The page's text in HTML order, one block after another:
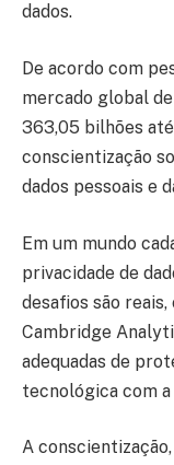
dados.
De acordo com
mercado global
363,05 bilhões
conscientização
dados pessoais e
Em um mundo
privacidade de
desafios são
Cambridge
adequadas de
tecnológica com
A